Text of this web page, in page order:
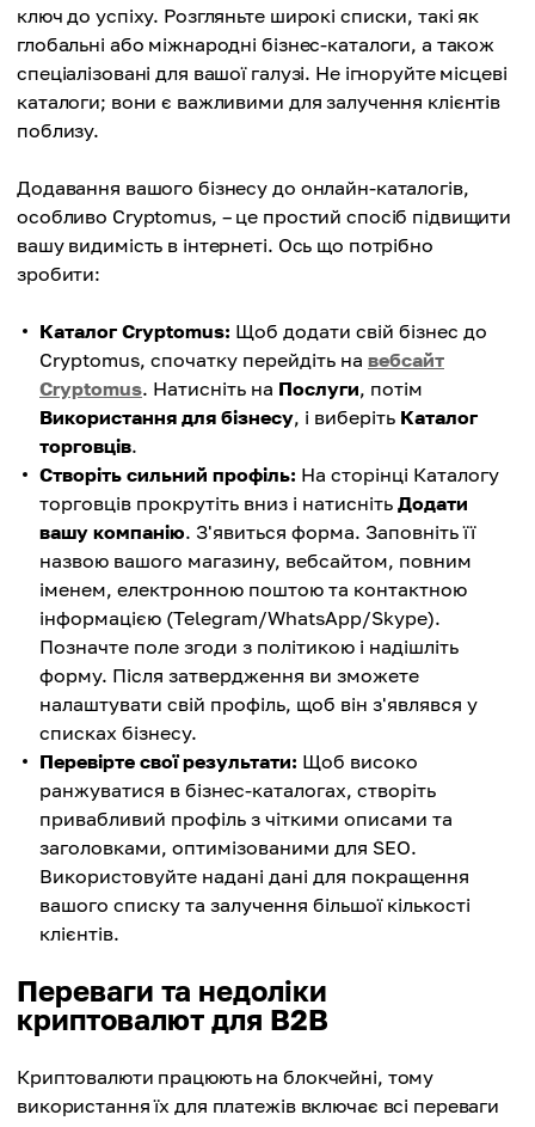
ключ до успіху. Розгляньте широкі списки, такі як
глобальні або міжнародні бізнес-каталоги, а також
спеціалізовані для вашої галузі. Не ігноруйте місцеві
каталоги; вони є важливими для залучення клієнтів
поблизу.
Додавання вашого бізнесу до онлайн-каталогів,
особливо Cryptomus, – це простий спосіб підвищити
вашу видимість в інтернеті. Ось що потрібно
зробити:
Каталог Cryptomus: Щоб додати свій бізнес до
Cryptomus, спочатку перейдіть на вебсайт
Cryptomus. Натисніть на Послуги, потім
Використання для бізнесу, і виберіть Каталог
торговців.
Створіть сильний профіль: На сторінці Каталогу
торговців прокрутіть вниз і натисніть Додати
вашу компанію. З'явиться форма. Заповніть її
назвою вашого магазину, вебсайтом, повним
іменем, електронною поштою та контактною
інформацією (Telegram/WhatsApp/Skype).
Позначте поле згоди з політикою і надішліть
форму. Після затвердження ви зможете
налаштувати свій профіль, щоб він з'являвся у
списках бізнесу.
Перевірте свої результати: Щоб високо
ранжуватися в бізнес-каталогах, створіть
привабливий профіль з чіткими описами та
заголовками, оптимізованими для SEO.
Використовуйте надані дані для покращення
вашого списку та залучення більшої кількості
клієнтів.
Переваги та недоліки
криптовалют для B2B
Криптовалюти працюють на блокчейні, тому
використання їх для платежів включає всі переваги